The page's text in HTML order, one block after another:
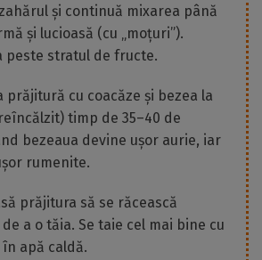
și continuă mixarea până
și lucioasă (cu „moțuri”).
peste stratul de fructe.
prăjitură cu coacăze și bezea la
timp de 35–40 de
bezeaua devine ușor aurie, iar
rumenite.
prăjitura să se răcească
a o tăia. Se taie cel mai bine cu
apă caldă.